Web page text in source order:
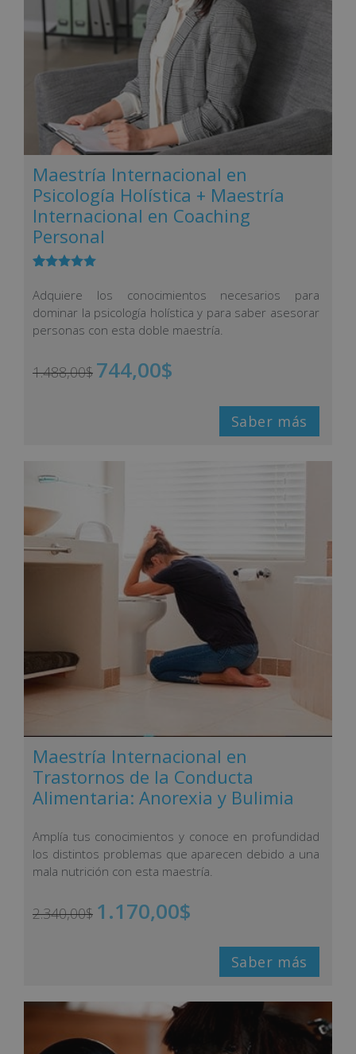
Maestría Internacional en
Psicología Holística + Maestría
Internacional en Coaching
Personal
con 4.83
de 5 en
base a
valoracione
s de
Adquiere los conocimientos necesarios para
dominar la psicología holística y para saber asesorar
personas con esta doble maestría.
1.488,00$ 744,00$
Saber más
Maestría Internacional en
Trastornos de la Conducta
Alimentaria: Anorexia y Bulimia
Amplía tus conocimientos y conoce en profundidad
los distintos problemas que aparecen debido a una
mala nutrición con esta maestría.
2.340,00$ 1.170,00$
Saber más